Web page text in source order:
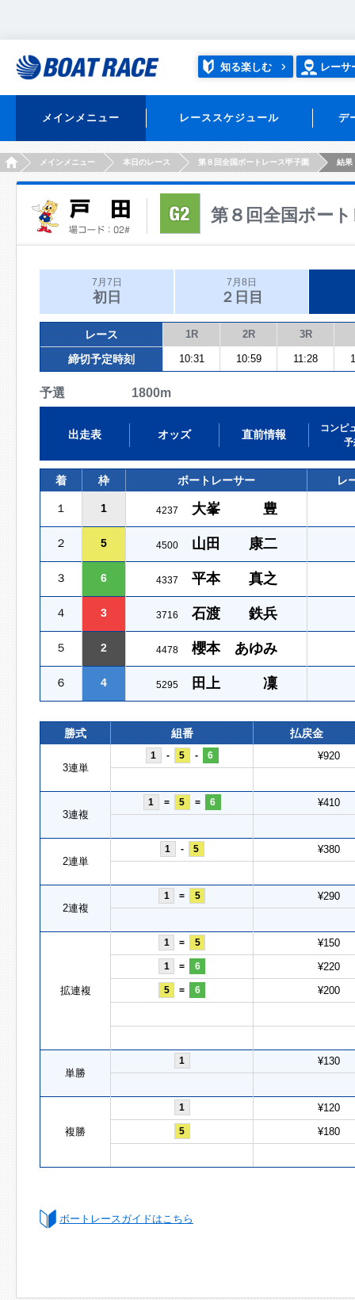
知る楽しむ レーサ
メインメニュー レーススケジュール デ
HOMEメインメニュー 本日のレース 第８回全国ボートレース甲子園 結果
第８回全国ボー
7月7日
初日
7月8日
２日目
レース 1R 2R 3R
締切予定時刻 10:31 10:59 11:28
予選 1800m
出走表 オッズ 直前情報
コンピ
予
着 枠 ボートレーサー レ
１ 1 4237 大峯 豊
２ 5 4500 山田 康二
３ 6 4337 平本 真之
４ 3 3716 石渡 鉄兵
５ 2 4478 櫻本 あゆみ
６ 4 5295 田上 凜
勝式 組番 払戻金
3連単
1 - 5 - 6 ¥920
3連複
1 = 5 = 6 ¥410
2連単
1 - 5 ¥380
2連複
1 = 5 ¥290
拡連複
1 = 5 ¥150
1 = 6 ¥220
5 = 6 ¥200
単勝
1 ¥130
複勝
1 ¥120
5 ¥180
ボートレースガイドはこちら